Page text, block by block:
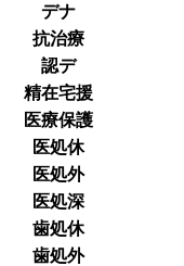
デナ
抗治療
認デ
精在宅援
医療保護
医処休
医処外
医処深
歯処休
歯処外